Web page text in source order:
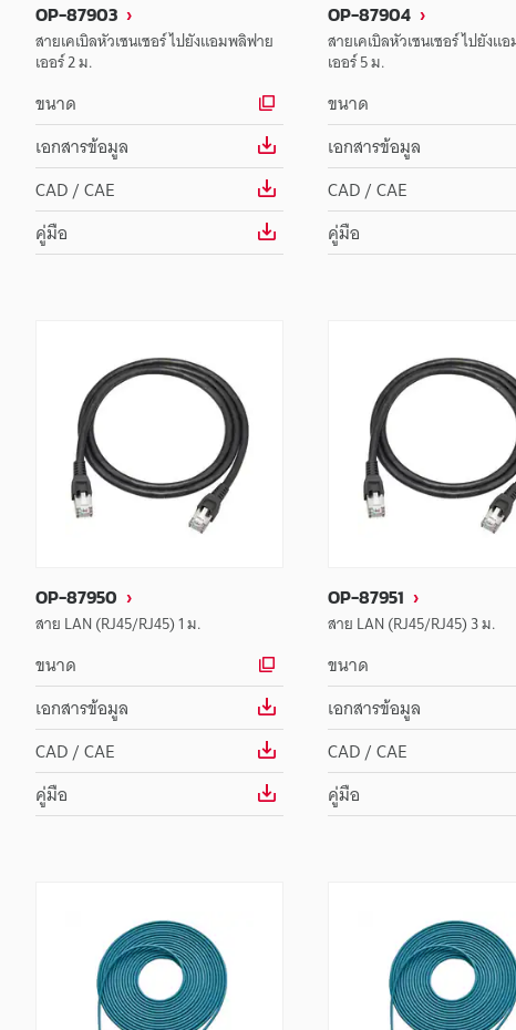
OP-87903
สายเคเบิลหัวเซนเซอร์ ไปยังแอมพลิฟาย
เออร์ 2 ม.
ขนาด
เอกสารข้อมูล
CAD / CAE
คู่มือ
OP-87904
สายเคเบิลหัวเซนเซอร์ ไปยังแ
เออร์ 5 ม.
ขนาด
เอกสารข้อมูล
CAD / CAE
คู่มือ
OP-87950
สาย LAN (RJ45/RJ45) 1 ม.
ขนาด
เอกสารข้อมูล
CAD / CAE
คู่มือ
OP-87951
สาย LAN (RJ45/RJ45) 3 ม.
ขนาด
เอกสารข้อมูล
CAD / CAE
คู่มือ